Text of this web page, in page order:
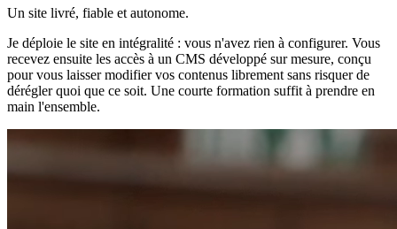
Un site livré, fiable et autonome.
Je déploie le site en intégralité : vous n'avez rien à configurer. Vous
recevez ensuite les accès à un CMS développé sur mesure, conçu
pour vous laisser modifier vos contenus librement sans risquer de
dérégler quoi que ce soit. Une courte formation suffit à prendre en
main l'ensemble.